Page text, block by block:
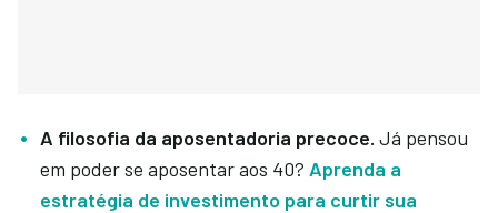
A filosofia da aposentadoria precoce. Já pensou
em poder se aposentar aos 40? Aprenda a
estratégia de investimento para curtir sua